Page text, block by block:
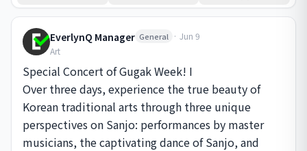
EverlynQ Manager General · Jun 9
Art
Special Concert of Gugak Week! I
Over three days, experience the true beauty of
Korean traditional arts through three unique
perspectives on Sanjo: performances by master
musicians, the captivating dance of Sanjo, and